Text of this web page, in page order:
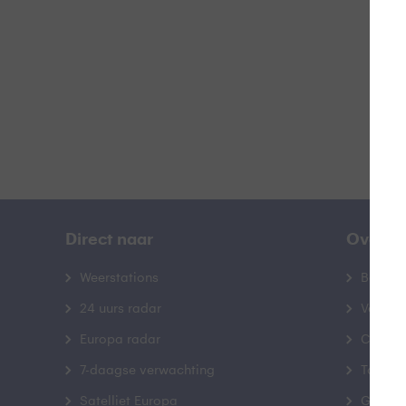
Direct naar
Weerstations
24 uurs radar
Europa radar
7-daagse verwachting
Satelliet Europa
Over
Contact